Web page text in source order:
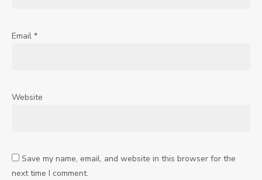
Email *
Website
Save my name, email, and website in this browser for the
next time I comment.